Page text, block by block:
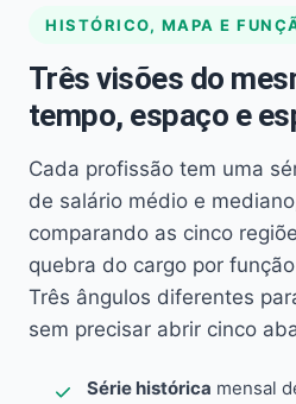
HISTÓRICO, MAPA E
Três visões do
tempo, espaço e
Cada profissão tem uma
de salário médio e
comparando as cinco
quebra do cargo por
Três ângulos diferentes
sem precisar abrir cinco
Série histórica mensal